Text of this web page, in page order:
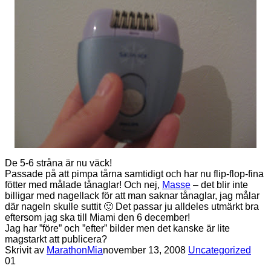
De 5-6 stråna är nu väck!
Passade på att pimpa tårna samtidigt och har nu flip-flop-fina
fötter med målade tånaglar! Och nej, Masse – det blir inte
billigar med nagellack för att man saknar tånaglar, jag målar
där nageln skulle suttit 🙂 Det passar ju alldeles utmärkt bra
eftersom jag ska till Miami den 6 december!
Jag har ”före” och ”efter” bilder men det kanske är lite
magstarkt att publicera?
Skrivit av MarathonMianovember 13, 2008 Uncategorized
01